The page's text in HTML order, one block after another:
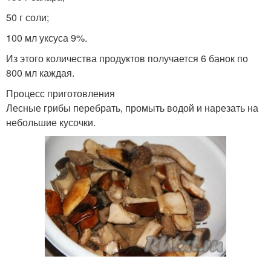
50 г соли;
100 мл уксуса 9%.
Из этого количества продуктов получается 6 банок по
800 мл каждая.
Процесс приготовления
Лесные грибы перебрать, промыть водой и нарезать на
небольшие кусочки.